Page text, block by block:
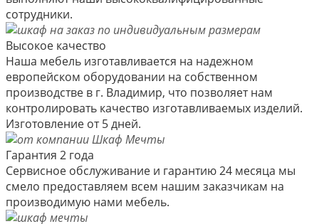
сотрудники.
Высокое качество
Наша мебель изготавливается на надежном
европейском оборудовании на собственном
производстве в г. Владимир, что позволяет нам
контролировать качество изготавливаемых изделий.
Изготовление от 5 дней.
Гарантия 2 года
Сервисное обслуживание и гарантию 24 месяца мы
смело предоставляем всем нашим заказчикам на
производимую нами мебель.